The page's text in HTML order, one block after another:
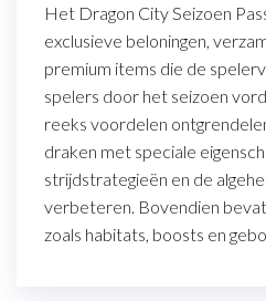
Het Dragon City Seizoen
exclusieve beloningen,
premium items die de
spelers door het seizoen
reeks voordelen
draken met speciale
strijdstrategieën en de
verbeteren. Bovendien
zoals habitats, boosts en